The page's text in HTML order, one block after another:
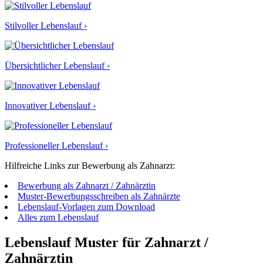
Stilvoller Lebenslauf ›
Übersichtlicher Lebenslauf ›
Innovativer Lebenslauf ›
Professioneller Lebenslauf ›
Hilfreiche Links zur Bewerbung als Zahnarzt:
Bewerbung als Zahnarzt / Zahnärztin
Muster-Bewerbungsschreiben als Zahnärzte
Lebenslauf-Vorlagen zum Download
Alles zum Lebenslauf
Lebenslauf Muster für Zahnarzt /
Zahnärztin